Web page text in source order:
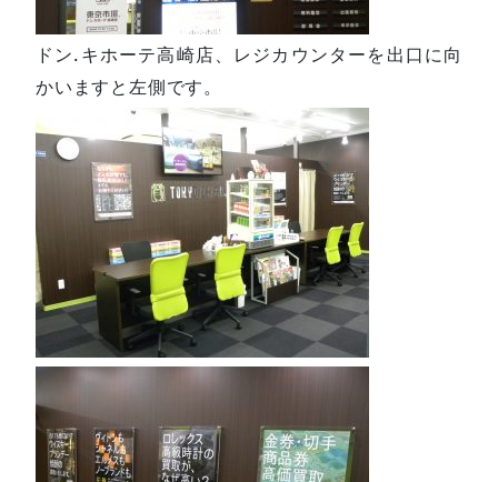
ドン.キホーテ高崎店、レジカウンターを出口に向
かいますと左側です。